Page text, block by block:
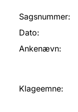
Sagsnummer:
Dato:
Ankenævn:
Klageemne: